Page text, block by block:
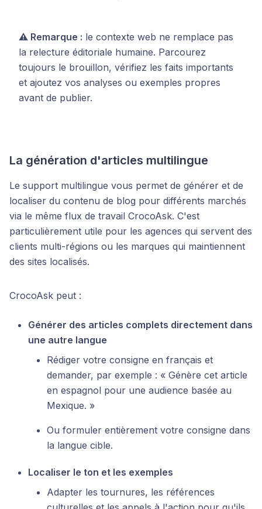
⚠️ Remarque : le contexte web ne remplace pas
la relecture éditoriale humaine. Parcourez
toujours le brouillon, vérifiez les faits importants
et ajoutez vos analyses ou exemples propres
avant de publier.
La génération d'articles multilingue
Le support multilingue vous permet de générer et de
localiser du contenu de blog pour différents marchés
via le même flux de travail CrocoAsk. C'est
particulièrement utile pour les agences qui servent des
clients multi-régions ou les marques qui maintiennent
des sites localisés.
CrocoAsk peut :
Générer des articles complets directement dans
une autre langue
Rédiger votre consigne en français et
demander, par exemple : « Génère cet article
en espagnol pour une audience basée au
Mexique. »
Ou formuler entièrement votre consigne dans
la langue cible.
Localiser le ton et les exemples
Adapter les tournures, les références